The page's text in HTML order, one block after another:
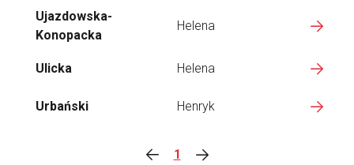
Ujazdowska-
Konopacka
Helena
Ulicka Helena
Urbański Henryk
1